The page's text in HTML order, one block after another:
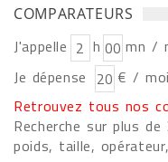
COMPARATEURS
J'appelle h
mn /
Je dépense
€ /
Retrouvez tous nos
Recherche sur plus
poids, taille,